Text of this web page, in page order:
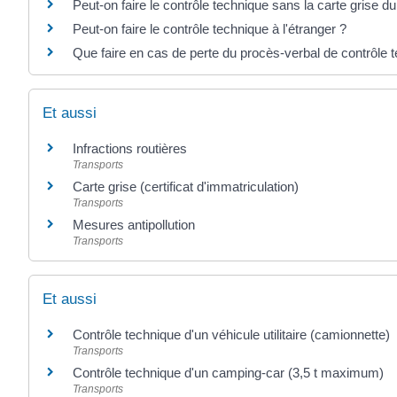
Peut-on faire le contrôle technique sans la carte grise
Peut-on faire le contrôle technique à l'étranger ?
Que faire en cas de perte du procès-verbal de contrôle
Et aussi
Infractions routières
Transports
Carte grise (certificat d'immatriculation)
Transports
Mesures antipollution
Transports
Et aussi
Contrôle technique d'un véhicule utilitaire (camionnette)
Transports
Contrôle technique d'un camping-car (3,5 t maximum)
Transports